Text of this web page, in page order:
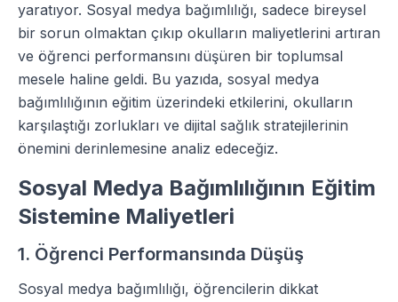
yaratıyor. Sosyal medya bağımlılığı, sadece bireysel
bir sorun olmaktan çıkıp okulların maliyetlerini artıran
ve öğrenci performansını düşüren bir toplumsal
mesele haline geldi. Bu yazıda, sosyal medya
bağımlılığının eğitim üzerindeki etkilerini, okulların
karşılaştığı zorlukları ve dijital sağlık stratejilerinin
önemini derinlemesine analiz edeceğiz.
Sosyal Medya Bağımlılığının Eğitim
Sistemine Maliyetleri
1. Öğrenci Performansında Düşüş
Sosyal medya bağımlılığı, öğrencilerin dikkat